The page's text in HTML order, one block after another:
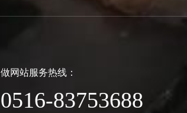
做网站服务热线：
0516-83753688